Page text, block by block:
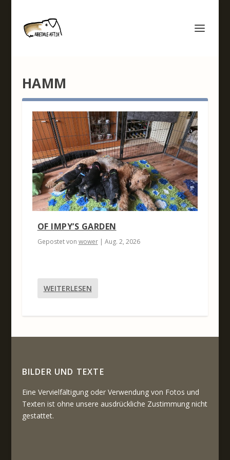
HAMM
OF IMPY’S GARDEN
Gepostet von wower| Aug. 2, 2026
WEITERLESEN
BILDER UND TEXTE
Eine Vervielfältigung oder Verwendung von Fotos und
Texten ist ohne unsere ausdrückliche Zustimmung nicht
gestattet.